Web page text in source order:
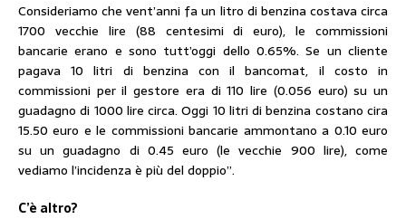
Consideriamo che vent’anni fa un litro di benzina costava circa
1700 vecchie lire (88 centesimi di euro), le commissioni
bancarie erano e sono tutt’oggi dello 0.65%. Se un cliente
pagava 10 litri di benzina con il bancomat, il costo in
commissioni per il gestore era di 110 lire (0.056 euro) su un
guadagno di 1000 lire circa. Oggi 10 litri di benzina costano cira
15.50 euro e le commissioni bancarie ammontano a 0.10 euro
su un guadagno di 0.45 euro (le vecchie 900 lire), come
vediamo l’incidenza è più del doppio”.
C’è altro?